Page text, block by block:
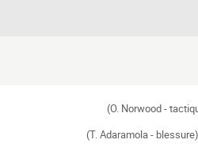
(O. Norwood -
(T. Adaramola - blessure)